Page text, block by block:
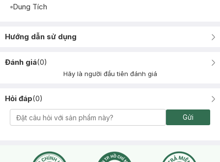
Dung Tích
Hướng dẫn sử dụng
Đánh giá(0)
Hãy là người đầu tiên đánh giá
Hỏi đáp(0)
Gửi